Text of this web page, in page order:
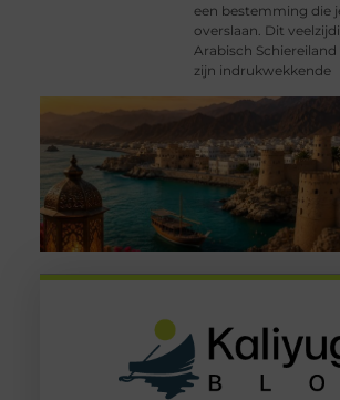
een bestemming die
overslaan. Dit
Arabisch
zijn indrukwekkende